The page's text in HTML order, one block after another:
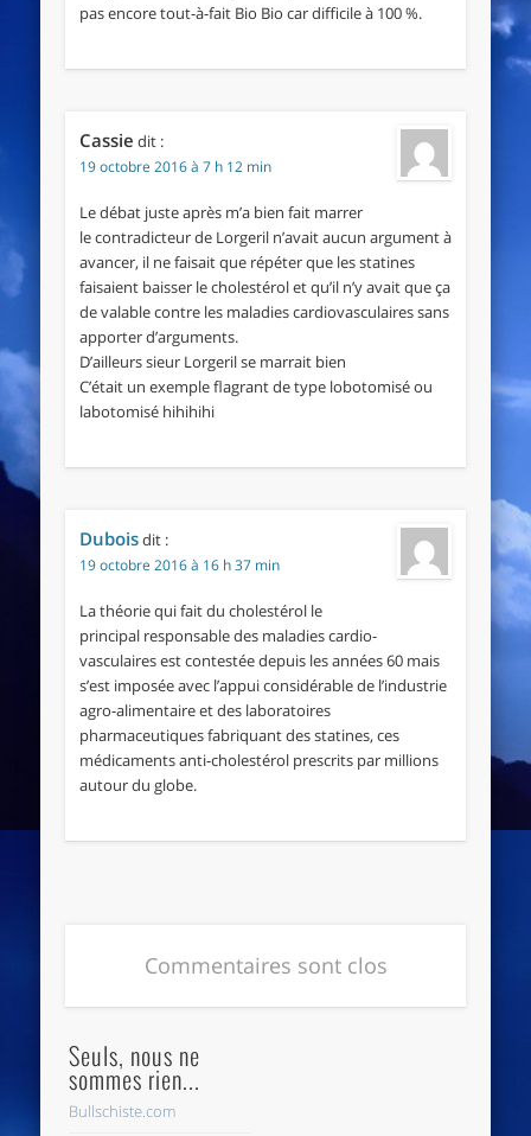
pas encore tout-à-fait Bio Bio car difficile à 100 %.
Cassie dit :
19 octobre 2016 à 7 h 12 min
Le débat juste après m’a bien fait marrer
le contradicteur de Lorgeril n’avait aucun argument à
avancer, il ne faisait que répéter que les statines
faisaient baisser le cholestérol et qu’il n’y avait que ça
de valable contre les maladies cardiovasculaires sans
apporter d’arguments.
D’ailleurs sieur Lorgeril se marrait bien
C’était un exemple flagrant de type lobotomisé ou
labotomisé hihihihi
Duboisdit :
19 octobre 2016 à 16 h 37 min
La théorie qui fait du cholestérol le
principal responsable des maladies cardio-
vasculaires est contestée depuis les années 60 mais
s’est imposée avec l’appui considérable de l’industrie
agro-alimentaire et des laboratoires
pharmaceutiques fabriquant des statines, ces
médicaments anti-cholestérol prescrits par millions
autour du globe.
Commentaires sont clos
Seuls, nous ne
sommes rien...
Bullschiste.com